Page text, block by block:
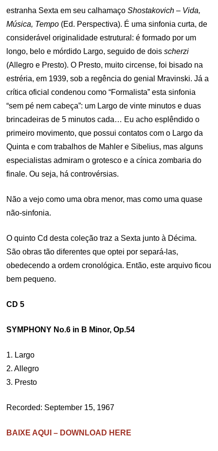
estranha Sexta em seu calhamaçoShostakovich – Vida,
Música, Tempo (Ed. Perspectiva). É uma sinfonia curta, de
considerável originalidade estrutural: é formado por um
longo, belo e mórdido Largo, seguido de doisscherzi
(Allegro e Presto). O Presto, muito circense, foi bisado na
estréria, em 1939, sob a regência do genial Mravinski. Já a
crítica oficial condenou como “Formalista” esta sinfonia
“sem pé nem cabeça”: um Largo de vinte minutos e duas
brincadeiras de 5 minutos cada… Eu acho esplêndido o
primeiro movimento, que possui contatos com o Largo da
Quinta e com trabalhos de Mahler e Sibelius, mas alguns
especialistas admiram o grotesco e a cínica zombaria do
finale. Ou seja, há controvérsias.
Não a vejo como uma obra menor, mas como uma quase
não-sinfonia.
O quinto Cd desta coleção traz a Sexta junto à Décima.
São obras tão diferentes que optei por separá-las,
obedecendo a ordem cronológica. Então, este arquivo ficou
bem pequeno.
CD 5
SYMPHONY No.6 in B Minor, Op.54
1. Largo
2. Allegro
3. Presto
Recorded: September 15, 1967
BAIXE AQUI – DOWNLOAD HERE